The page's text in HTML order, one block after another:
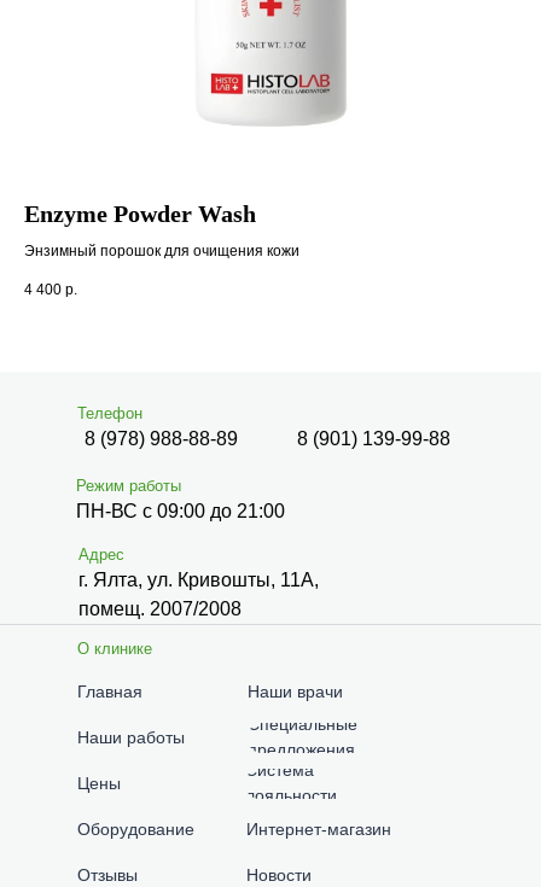
Enzyme Powder Wash
Энзимный порошок для очищения кожи
4 400 р.
Отзывы
Телефон
Адрес
г. Ялта, ул. Кривошты, 11А,
помещ. 2007/2008
Режим работы
ПН-ВС с 09:00 до 21:00
О клинике
Главная
Наши работы
Цены
Специальные
предложения
Интернет-магазин
Система
лояльности
Новости
8 (978) 988-88-89 8 (901) 139-99-88
Оборудование
Наши врачи